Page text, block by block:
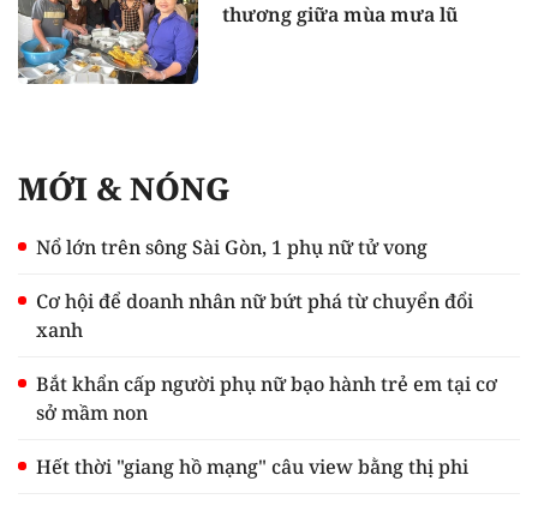
thương giữa mùa mưa lũ
MỚI & NÓNG
Nổ lớn trên sông Sài Gòn, 1 phụ nữ tử vong
Cơ hội để doanh nhân nữ bứt phá từ chuyển đổi
xanh
Bắt khẩn cấp người phụ nữ bạo hành trẻ em tại cơ
sở mầm non
Hết thời "giang hồ mạng" câu view bằng thị phi